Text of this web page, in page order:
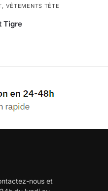
, VÊTEMENTS TÊTE
Tigre
nous et